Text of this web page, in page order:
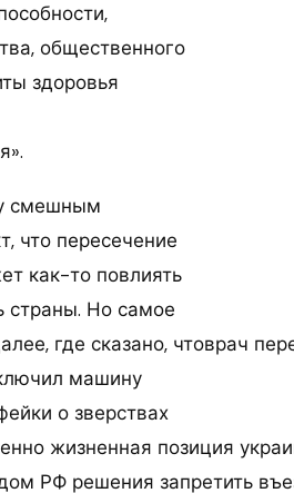
общественного
здоровья
смешным
что пересечение
как-то повлиять
страны. Но самое
где сказано, чтоврач
машину
о зверствах
жизненная позиция
РФ решения запретить